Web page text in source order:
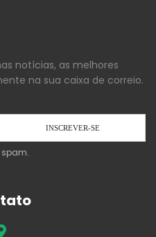
notícias, as melhores
na sua caixa de correio.
spam.